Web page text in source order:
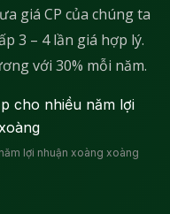
giá CP của chúng ta
3 – 4 lần giá hợp lý.
với 30% mỗi năm.
lợi nhuận xoàng xoàng